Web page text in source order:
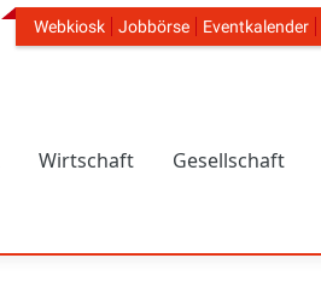
Header Navigation
Webkiosk Jobbörse Eventkalender
Wirtschaft Gesellschaft